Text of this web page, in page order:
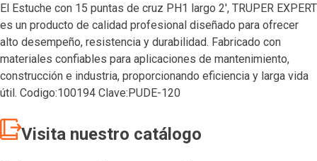
El Estuche con 15 puntas de cruz PH1 largo 2′, TRUPER EXPERT
es un producto de calidad profesional diseñado para ofrecer
alto desempeño, resistencia y durabilidad. Fabricado con
materiales confiables para aplicaciones de mantenimiento,
construcción e industria, proporcionando eficiencia y larga vida
útil. Codigo:100194 Clave:PUDE-120
Visita nuestro catálogo